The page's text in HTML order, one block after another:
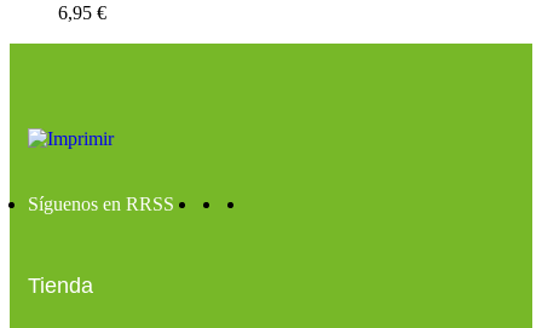
6,95 €
Síguenos en RRSS
Tienda